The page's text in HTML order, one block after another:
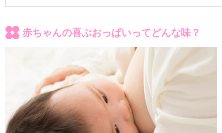
赤ちゃんの喜ぶおっぱいってどんな味？